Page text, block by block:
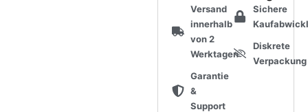
Versand
innerhalb
von 2
Werktagen
Garantie
&
Support
Sichere
Diskrete
Verpackung